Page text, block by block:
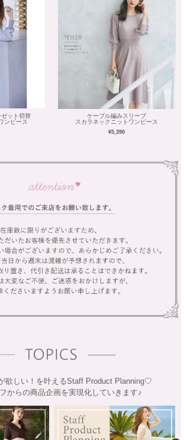
ット切替
ンピース
ケーブル編みスリーブ
スカラネックニットワンピース
¥5,390
欲しい！を叶えるStaff Product Planning♡
からの商品企画を実現化していきます♪